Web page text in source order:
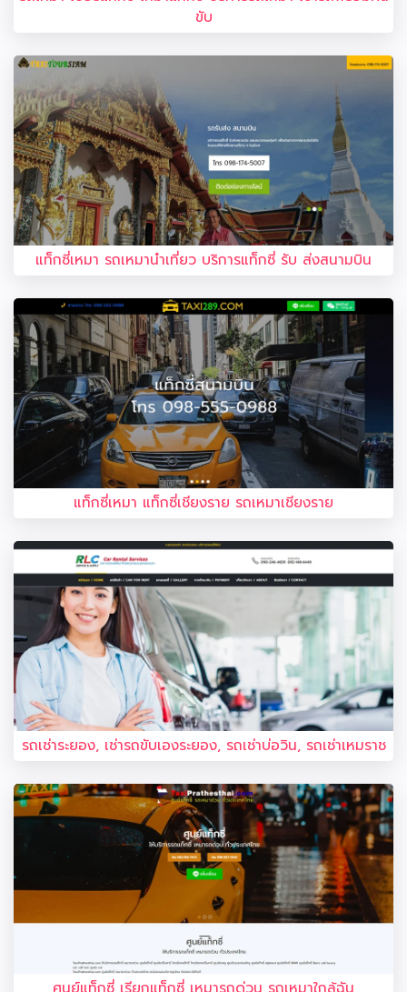
ขับ
แท็กซี่เหมา รถเหมานำเที่ยว บริการแท็กซี่ รับ ส่งสนามบิน
แท็กซี่เหมา แท็กซี่เชียงราย รถเหมาเชียงราย
รถเช่าระยอง, เช่ารถขับเองระยอง, รถเช่าบ่อวิน, รถเช่าเหมราช